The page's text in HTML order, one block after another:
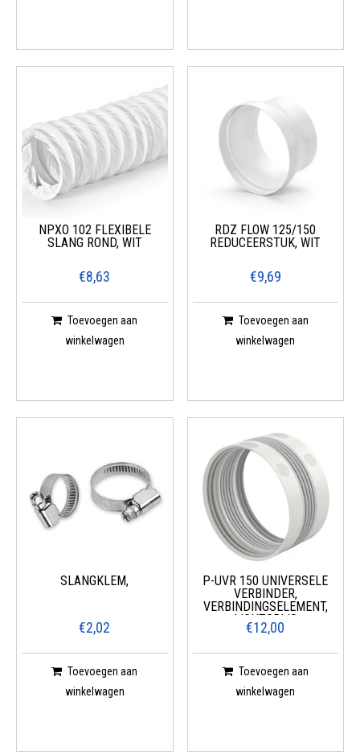
NPXO 102 FLEXIBELE
SLANG ROND, WIT
€8,63
Toevoegen aan
winkelwagen
RDZ FLOW 125/150
REDUCEERSTUK, WIT
€9,69
Toevoegen aan
winkelwagen
SLANGKLEM,
€2,02
Toevoegen aan
winkelwagen
P-UVR 150 UNIVERSELE
VERBINDER,
VERBINDINGSELEMENT,
LICHTGRIJS
€12,00
Toevoegen aan
winkelwagen